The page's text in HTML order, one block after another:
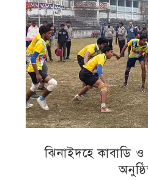
ঝিনাইদহে কাবাডি ও